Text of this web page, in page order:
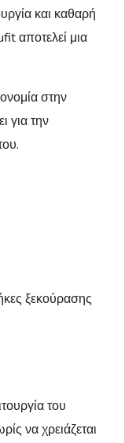
και καθαρή
αποτελεί μια
στην
για την
ξεκούρασης
του
να χρειάζεται